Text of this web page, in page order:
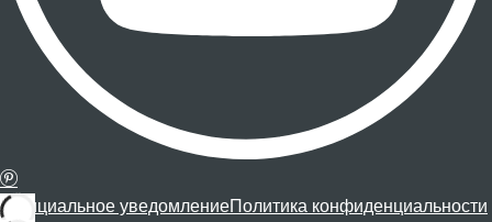
Официальное уведомлениеПолитика конфиденциальности